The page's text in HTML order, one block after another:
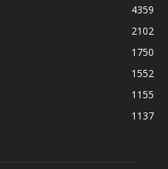
4359
2102
1750
1552
1155
1137